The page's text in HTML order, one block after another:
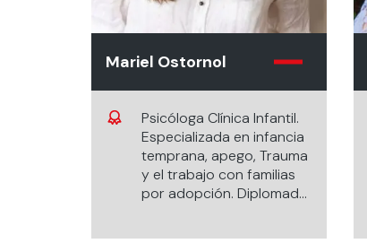
Mariel Ostornol
Psicóloga Clínica Infantil.
Especializada en infancia
temprana, apego, Trauma
y el trabajo con familias
por adopción. Diplomada